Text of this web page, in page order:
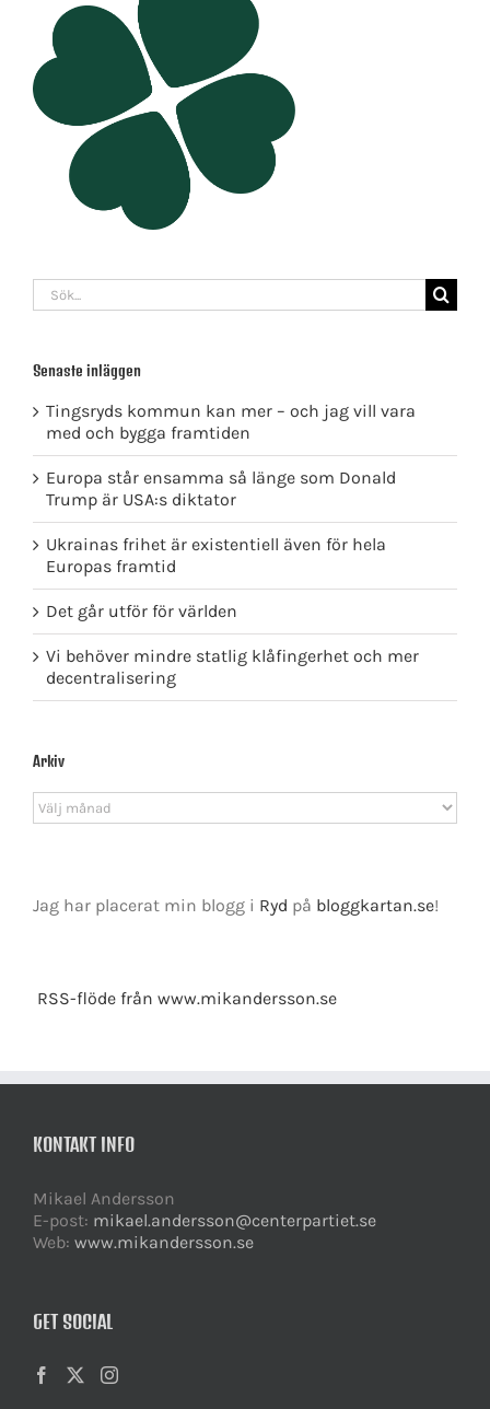
Sök
efter:
Senaste inläggen
Tingsryds kommun kan mer – och jag vill vara
med och bygga framtiden
Europa står ensamma så länge som Donald
Trump är USA:s diktator
Ukrainas frihet är existentiell även för hela
Europas framtid
Det går utför för världen
Vi behöver mindre statlig klåfingerhet och mer
decentralisering
Arkiv
Arkiv
Jag har placerat min blogg i Ryd på bloggkartan.se!
RSS-flöde från www.mikandersson.se
KONTAKT INFO
Mikael Andersson
E-post: mikael.andersson@centerpartiet.se
Web: www.mikandersson.se
GET SOCIAL